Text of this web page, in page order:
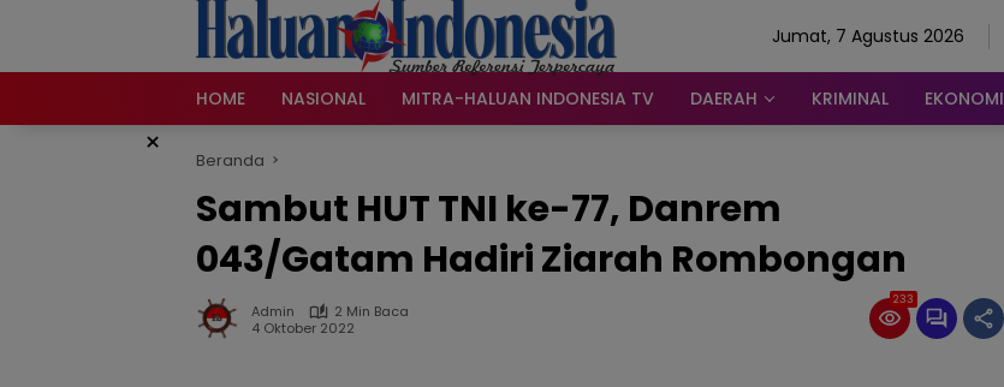
Jumat, 7 Agustus 2026
HOME NASIONAL MITRA-HALUAN INDONESIA TV DAERAH KRIMINAL EKONOMI
× Beranda
Sambut HUT TNI ke-77, Danrem
043/Gatam Hadiri Ziarah Rombongan
Admin
2 Min Baca
4 Oktober 2022
233